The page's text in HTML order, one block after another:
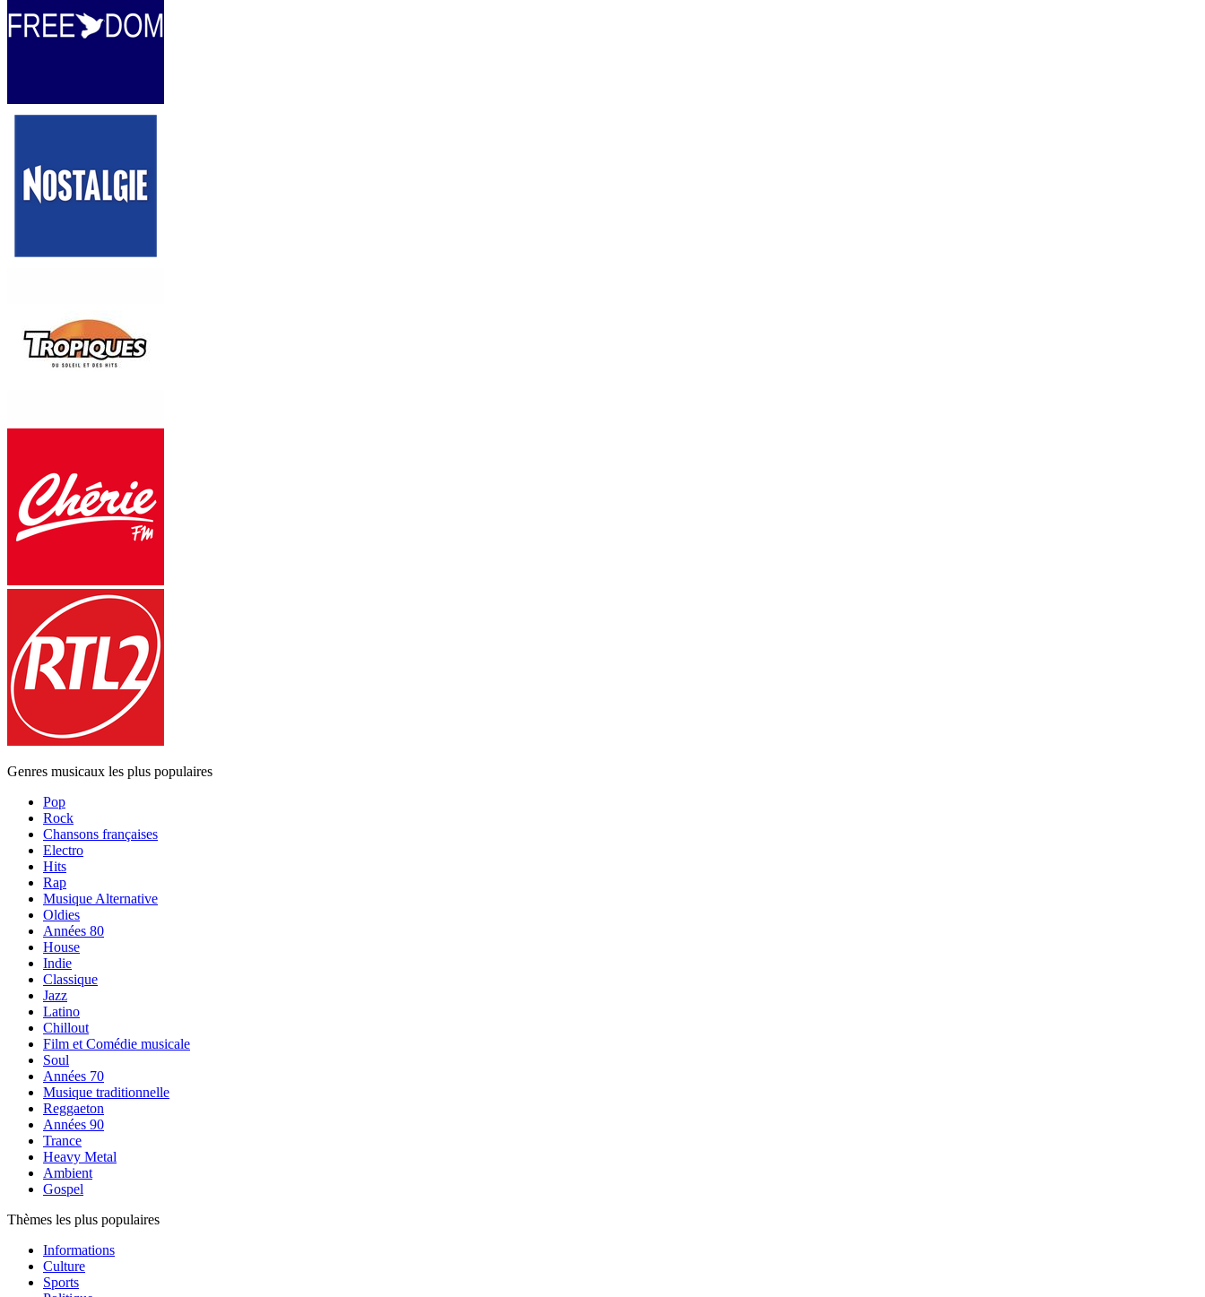
Genres musicaux les plus populaires
Pop
Rock
Chansons françaises
Electro
Hits
Rap
Musique Alternative
Oldies
Années 80
House
Indie
Classique
Jazz
Latino
Chillout
Film et Comédie musicale
Soul
Années 70
Musique traditionnelle
Reggaeton
Années 90
Trance
Heavy Metal
Ambient
Gospel
Thèmes les plus populaires
Informations
Culture
Sports